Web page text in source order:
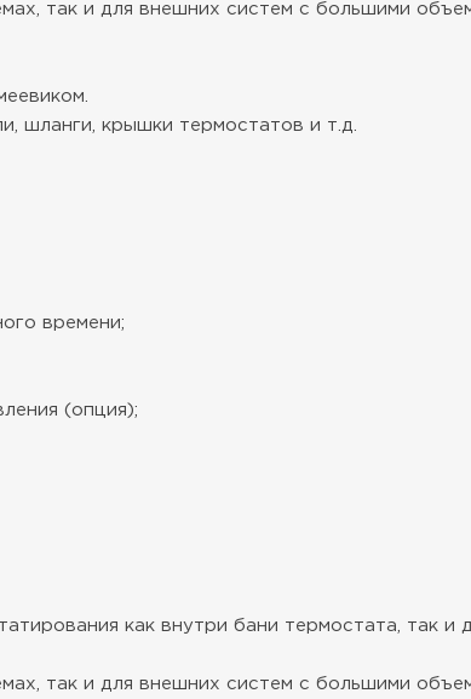
так и для внешних систем с большими
шланги, крышки термостатов и т.д.
времени;
(опция);
как внутри бани термостата, так и
так и для внешних систем с большими